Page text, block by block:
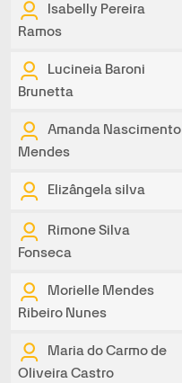
Isabelly Pereira
Ramos
Lucineia Baroni
Brunetta
Amanda Nascimento
Mendes
Elizângela silva
Rimone Silva
Fonseca
Morielle Mendes
Ribeiro Nunes
Maria do Carmo de
Oliveira Castro